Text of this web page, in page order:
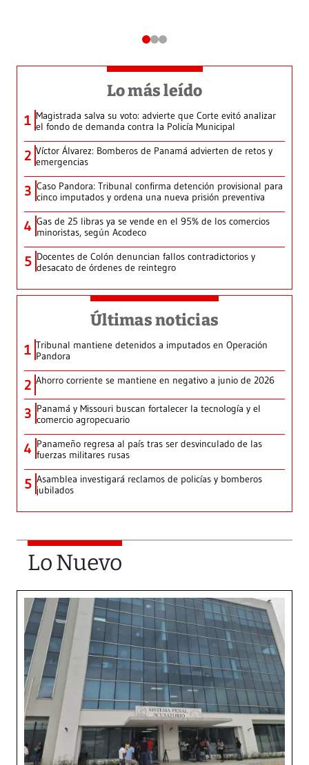
Lo más leído
1 Magistrada salva su voto: advierte que Corte evitó analizar
el fondo de demanda contra la Policía Municipal
2 Víctor Álvarez: Bomberos de Panamá advierten de retos y
emergencias
3 Caso Pandora: Tribunal confirma detención provisional para
cinco imputados y ordena una nueva prisión preventiva
4 Gas de 25 libras ya se vende en el 95% de los comercios
minoristas, según Acodeco
5 Docentes de Colón denuncian fallos contradictorios y
desacato de órdenes de reintegro
Últimas noticias
1 Tribunal mantiene detenidos a imputados en Operación
Pandora
2 Ahorro corriente se mantiene en negativo a junio de 2026
3 Panamá y Missouri buscan fortalecer la tecnología y el
comercio agropecuario
4 Panameño regresa al país tras ser desvinculado de las
fuerzas militares rusas
5 Asamblea investigará reclamos de policías y bomberos
jubilados
Lo Nuevo